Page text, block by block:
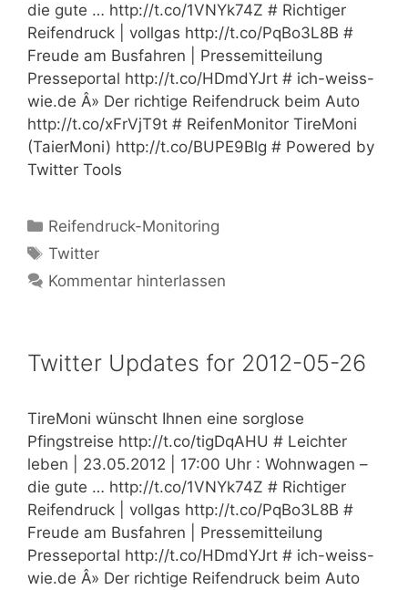
die gute … http://t.co/1VNYk74Z # Richtiger
Reifendruck | vollgas http://t.co/PqBo3L8B #
Freude am Busfahren | Pressemitteilung
Presseportal http://t.co/HDmdYJrt # ich-weiss-
wie.de Â» Der richtige Reifendruck beim Auto
http://t.co/xFrVjT9t # ReifenMonitor TireMoni
(TaierMoni) http://t.co/BUPE9Blg # Powered by
Twitter Tools
Kategorien
Reifendruck-Monitoring
Schlagwörter
Twitter
Kommentar hinterlassen
Twitter Updates for 2012-05-26
TireMoni wünscht Ihnen eine sorglose
Pfingstreise http://t.co/tigDqAHU # Leichter
leben | 23.05.2012 | 17:00 Uhr : Wohnwagen –
die gute … http://t.co/1VNYk74Z # Richtiger
Reifendruck | vollgas http://t.co/PqBo3L8B #
Freude am Busfahren | Pressemitteilung
Presseportal http://t.co/HDmdYJrt # ich-weiss-
wie.de Â» Der richtige Reifendruck beim Auto